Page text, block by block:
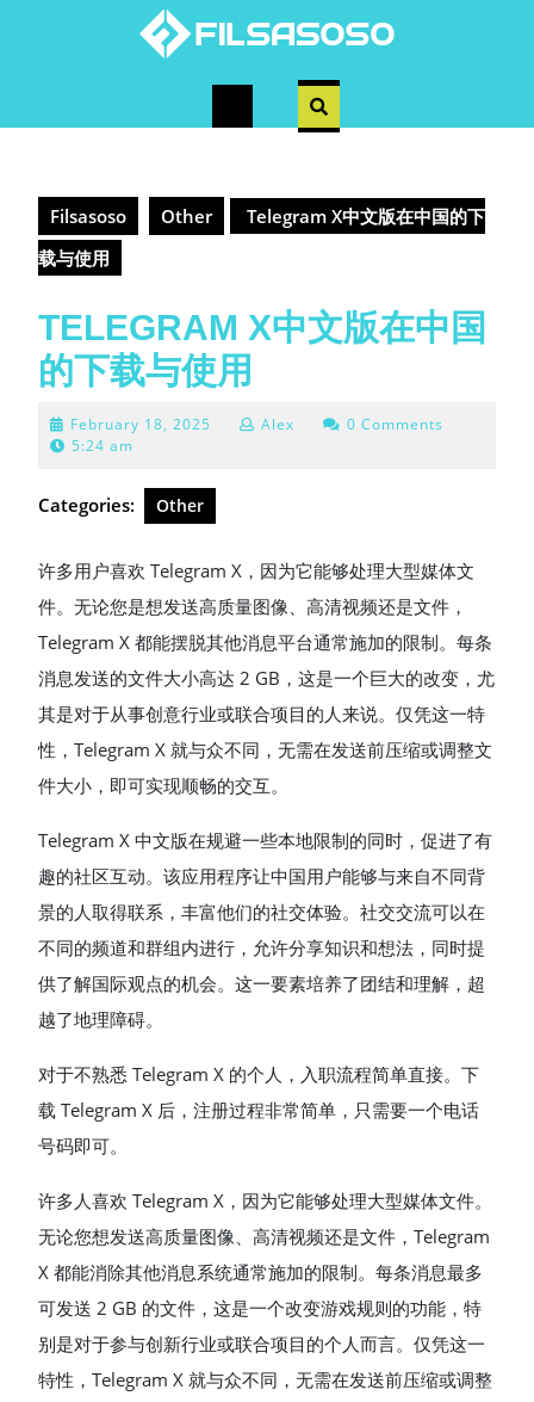
Open
Filsasoso Other
Telegram X中文版在中国的下
载与使用
TELEGRAM X中文版在中国
的下载与使用
February 18, 2025 FebruaryAlex
0 Comments
5:24 am
Categories: Other
许多用户喜欢 Telegram X，因为它能够处理大型媒体文
件。无论您是想发送高质量图像、高清视频还是文件，
Telegram X 都能摆脱其他消息平台通常施加的限制。每条
消息发送的文件大小高达 2 GB，这是一个巨大的改变，尤
其是对于从事创意行业或联合项目的人来说。仅凭这一特
性，Telegram X 就与众不同，无需在发送前压缩或调整文
件大小，即可实现顺畅的交互。
Telegram X 中文版在规避一些本地限制的同时，促进了有
趣的社区互动。该应用程序让中国用户能够与来自不同背
景的人取得联系，丰富他们的社交体验。社交交流可以在
不同的频道和群组内进行，允许分享知识和想法，同时提
供了解国际观点的机会。这一要素培养了团结和理解，超
越了地理障碍。
对于不熟悉 Telegram X 的个人，入职流程简单直接。下
载 Telegram X 后，注册过程非常简单，只需要一个电话
号码即可。
许多人喜欢 Telegram X，因为它能够处理大型媒体文件。
无论您想发送高质量图像、高清视频还是文件，Telegram
X 都能消除其他消息系统通常施加的限制。每条消息最多
可发送 2 GB 的文件，这是一个改变游戏规则的功能，特
别是对于参与创新行业或联合项目的个人而言。仅凭这一
特性，Telegram X 就与众不同，无需在发送前压缩或调整